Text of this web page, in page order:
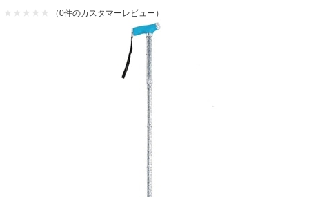
（0件のカスタマーレビュー）